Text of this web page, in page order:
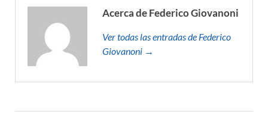
Acerca de Federico Giovanoni
Ver todas las entradas de Federico
Giovanoni →